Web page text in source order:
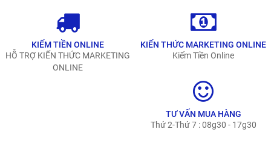
KIẾM TIỀN ONLINE
HỖ TRỢ KIẾN THỨC MARKETING
ONLINE
KIẾN THỨC MARKETING ONLINE
Kiếm Tiền Online
TƯ VẤN MUA HÀNG
Thứ 2-Thứ 7 : 08g30 - 17g30